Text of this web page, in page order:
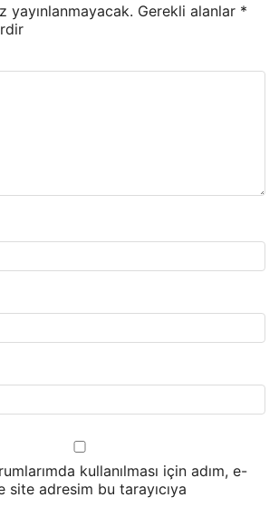
yayınlanmayacak. Gerekli alanlar *
kullanılması için adım, e-
site adresim bu tarayıcıya